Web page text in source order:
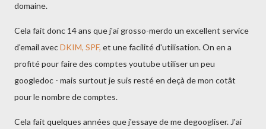
domaine.
Cela fait donc 14 ans que j'ai grosso-merdo un excellent service
d'email avecDKIM, SPF, et une facilité d'utilisation. On en a
profité pour faire des comptes youtube utiliser un peu
googledoc - mais surtout je suis resté en deçà de mon cotât
pour le nombre de comptes.
Cela fait quelques années que j'essaye de me degoogliser. J'ai